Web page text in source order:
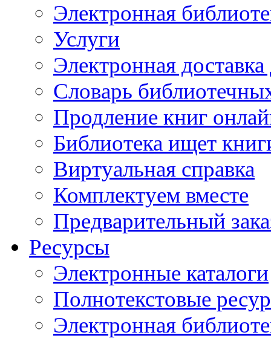
Электронная
Услуги
Электронная
Словарь
Продление книг
Библиотека ищет
Виртуальная справка
Комплектуем вместе
Предварительный
Ресурсы
Электронные каталоги
Полнотекстовые
Электронная